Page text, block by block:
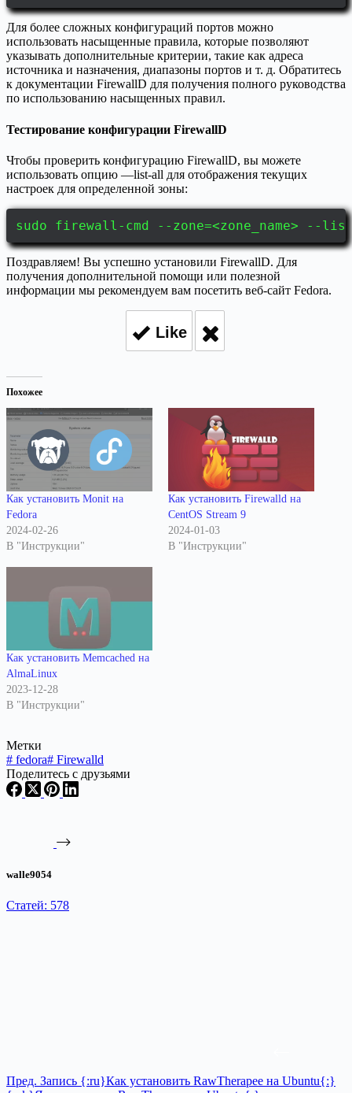
Для более сложных конфигураций портов можно
использовать насыщенные правила, которые позволяют
указывать дополнительные критерии, такие как адреса
источника и назначения, диапазоны портов и т. д. Обратитесь
к документации FirewallD для получения полного руководства
по использованию насыщенных правил.
Тестирование конфигурации FirewallD
Чтобы проверить конфигурацию FirewallD, вы можете
использовать опцию —list-all для отображения текущих
настроек для определенной зоны:
sudo firewall-cmd --zone=<zone_name> --
Поздравляем! Вы успешно установили FirewallD. Для
получения дополнительной помощи или полезной
информации мы рекомендуем вам посетить веб-сайт Fedora.
Like
Похожее
Как установить Monit на
Fedora
2024-02-26
В "Инструкции"
Как установить Firewalld на
CentOS Stream 9
2024-01-03
В "Инструкции"
Как установить Memcached на
AlmaLinux
2023-12-28
В "Инструкции"
Метки
# fedora# Firewalld
Поделитесь с друзьями
walle9054
Статей: 578
Пред. Запись {:ru}Как установить RawTherapee на Ubuntu{:}